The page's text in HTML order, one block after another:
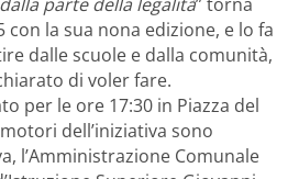
con la sua nona edizione, e lo fa
dalle scuole e dalla comunità,
di voler fare.
per le ore 17:30 in Piazza del
dell’iniziativa sono
l’Amministrazione Comunale